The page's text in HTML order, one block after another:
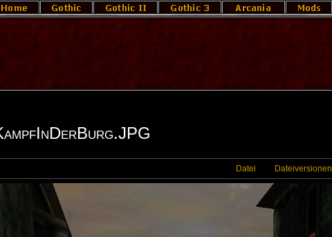
Datei Dateiversionen